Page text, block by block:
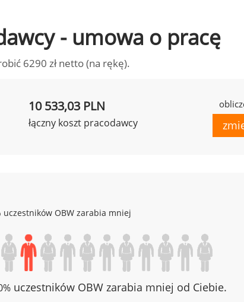
- umowa o pracę
6290 zł netto (na rękę).
10 533,03 PLN
łączny koszt pracodawcy
uczestników OBW zarabia mniej
uczestników OBW zarabia mniej od Ciebie.